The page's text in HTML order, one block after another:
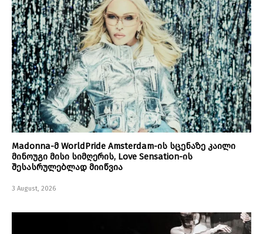
Madonna-მ WorldPride Amsterdam-ის სცენაზე კაილი
მინოუგი მისი სიმღერის, Love Sensation-ის
შესასრულებლად მიიწვია
3 August, 2026